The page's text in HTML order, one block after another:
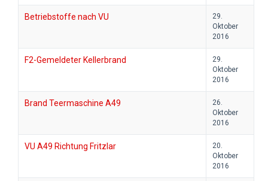
Betriebstoffe nach VU
29.
Oktober
2016
F2-Gemeldeter Kellerbrand
29.
Oktober
2016
Brand Teermaschine A49
26.
Oktober
2016
VU A49 Richtung Fritzlar
20.
Oktober
2016